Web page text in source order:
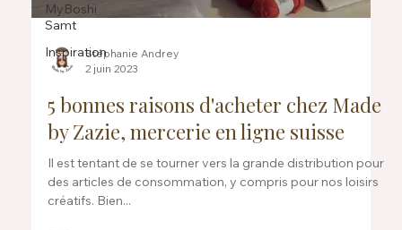
MyBoshi
Samt
InspirationStéphanie Andrey
2 juin 2023
5 bonnes raisons d'acheter chez Made
by Zazie, mercerie en ligne suisse
Il est tentant de se tourner vers la grande distribution pour
des articles de consommation, y compris pour nos loisirs
créatifs. Bien...